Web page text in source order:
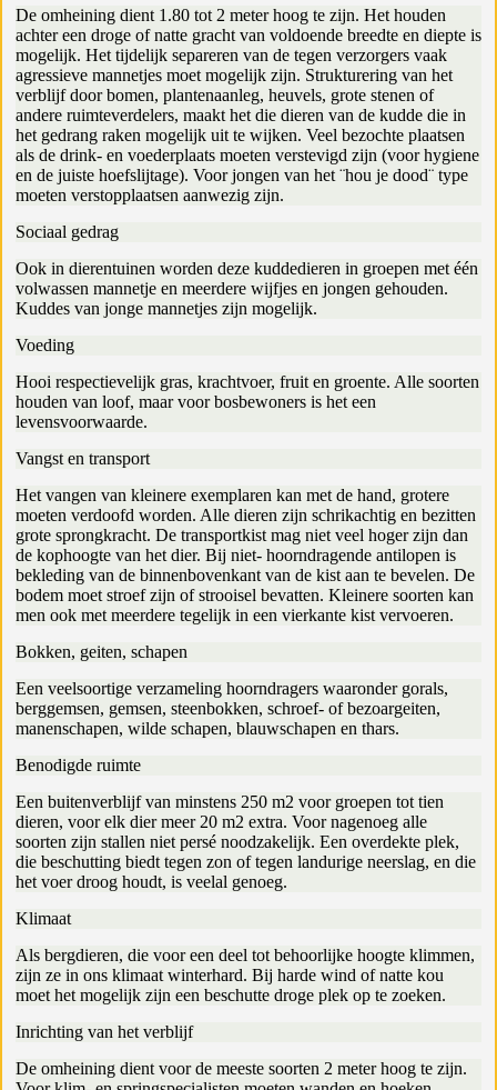
De omheining dient 1.80 tot 2 meter hoog te zijn. Het houden
achter een droge of natte gracht van voldoende breedte en diepte is
mogelijk. Het tijdelijk separeren van de tegen verzorgers vaak
agressieve mannetjes moet mogelijk zijn. Strukturering van het
verblijf door bomen, plantenaanleg, heuvels, grote stenen of
andere ruimteverdelers, maakt het die dieren van de kudde die in
het gedrang raken mogelijk uit te wijken. Veel bezochte plaatsen
als de drink- en voederplaats moeten verstevigd zijn (voor hygiene
en de juiste hoefslijtage). Voor jongen van het ¨hou je dood¨ type
moeten verstopplaatsen aanwezig zijn.
Sociaal gedrag
Ook in dierentuinen worden deze kuddedieren in groepen met één
volwassen mannetje en meerdere wijfjes en jongen gehouden.
Kuddes van jonge mannetjes zijn mogelijk.
Voeding
Hooi respectievelijk gras, krachtvoer, fruit en groente. Alle soorten
houden van loof, maar voor bosbewoners is het een
levensvoorwaarde.
Vangst en transport
Het vangen van kleinere exemplaren kan met de hand, grotere
moeten verdoofd worden. Alle dieren zijn schrikachtig en bezitten
grote sprongkracht. De transportkist mag niet veel hoger zijn dan
de kophoogte van het dier. Bij niet- hoorndragende antilopen is
bekleding van de binnenbovenkant van de kist aan te bevelen. De
bodem moet stroef zijn of strooisel bevatten. Kleinere soorten kan
men ook met meerdere tegelijk in een vierkante kist vervoeren.
Bokken, geiten, schapen
Een veelsoortige verzameling hoorndragers waaronder gorals,
berggemsen, gemsen, steenbokken, schroef- of bezoargeiten,
manenschapen, wilde schapen, blauwschapen en thars.
Benodigde ruimte
Een buitenverblijf van minstens 250 m2 voor groepen tot tien
dieren, voor elk dier meer 20 m2 extra. Voor nagenoeg alle
soorten zijn stallen niet persé noodzakelijk. Een overdekte plek,
die beschutting biedt tegen zon of tegen landurige neerslag, en die
het voer droog houdt, is veelal genoeg.
Klimaat
Als bergdieren, die voor een deel tot behoorlijke hoogte klimmen,
zijn ze in ons klimaat winterhard. Bij harde wind of natte kou
moet het mogelijk zijn een beschutte droge plek op te zoeken.
Inrichting van het verblijf
De omheining dient voor de meeste soorten 2 meter hoog te zijn.